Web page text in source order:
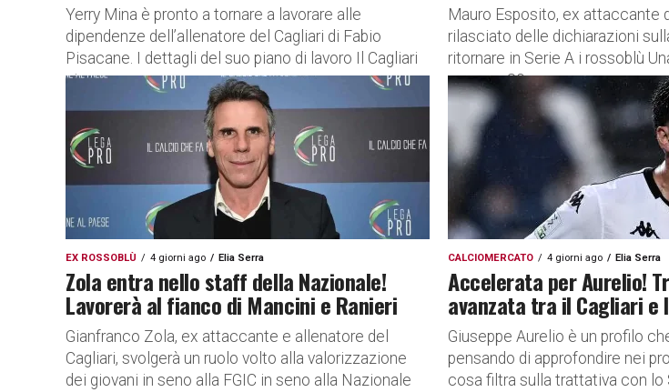
Yerry Mina è pronto a tornare a lavorare alle
dipendenze dell’allenatore del Cagliari di Fabio
Pisacane. I dettagli del suo piano di lavoro Il Cagliari
si...
Mauro Esposito, ex attaccante
rilasciato delle dichiarazioni
ritornare in Serie A i rossoblù
segnare 80...
EX ROSSOBLÙ 4 giorni ago Elia Serra
Zola entra nello staff della Nazionale!
Lavorerà al fianco di Mancini e Ranieri
Gianfranco Zola, ex attaccante e allenatore del
Cagliari, svolgerà un ruolo volto alla valorizzazione
dei giovani in seno alla FGIC in seno alla Nazionale
CALCIOMERCATO 4 giorni ago Elia Serra
Accelerata per Aurelio!
avanzata tra il Cagliari e
Giuseppe Aurelio è un profilo
pensando di approfondire nei
cosa filtra sulla trattativa con lo